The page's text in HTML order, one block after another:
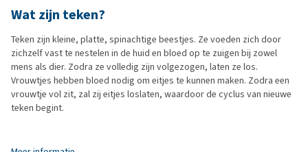
Wat zijn teken?
Teken zijn kleine, platte, spinachtige beestjes. Ze voeden zich door
zichzelf vast te nestelen in de huid en bloed op te zuigen bij zowel
mens als dier. Zodra ze volledig zijn volgezogen, laten ze los.
Vrouwtjes hebben bloed nodig om eitjes te kunnen maken. Zodra een
vrouwtje vol zit, zal zij eitjes loslaten, waardoor de cyclus van nieuwe
teken begint.